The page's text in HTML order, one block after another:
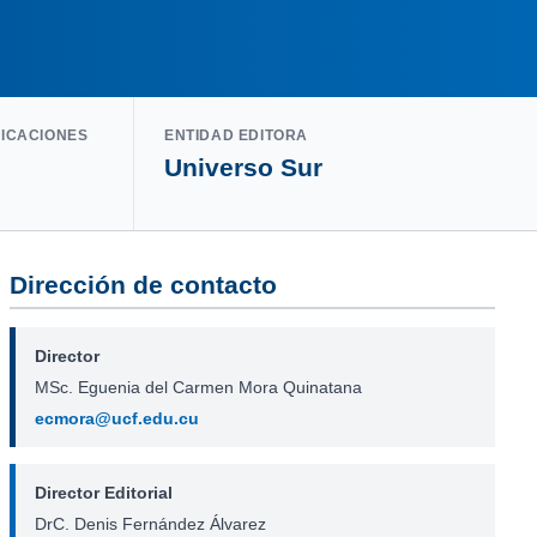
ENTIDAD EDITORA
Universo Sur
Dirección de contacto
Director
MSc. Eguenia del Carmen Mora Quinatana
ecmora@ucf.edu.cu
Director Editorial
DrC. Denis Fernández Álvarez